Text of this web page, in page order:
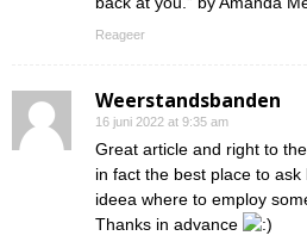
Reageer
Weerstandsbanden
16 juni 2022 at 9:35 am
Great article and right to
in fact the best place to
ideea where to employ
Thanks in advance